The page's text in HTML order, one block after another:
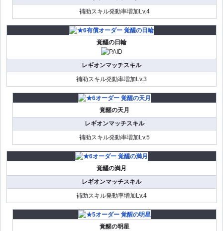
補助スキル発動率増加Lv.4
覚醒の日輪
レギオンマッチスキル
補助スキル発動率増加Lv.3
覚醒の天月
レギオンマッチスキル
補助スキル発動率増加Lv.5
覚醒の満月
レギオンマッチスキル
補助スキル発動率増加Lv.4
覚醒の明星